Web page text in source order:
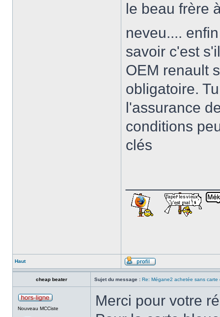
le beau frère
neveu....
savoir c'est
OEM renault
obligatoire.
l'assurance
conditions
clés
Haut
cheap beater Sujet du message : Re: Mégane2 achetée sans carte
Nouveau MCCiste
Merci pour votre